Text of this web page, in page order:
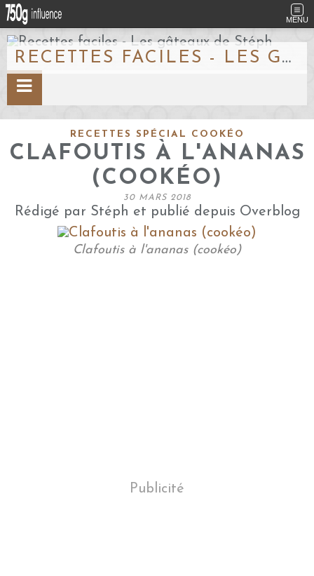
MENU
RECETTES FACILES - LES GÂTEAUX DE STÉPH
RECETTES SPÉCIAL COOKÉO
CLAFOUTIS À L'ANANAS
(COOKÉO)
30 MARS 2018
Rédigé par Stéph et publié depuis Overblog
Clafoutis à l'ananas (cookéo)
Publicité